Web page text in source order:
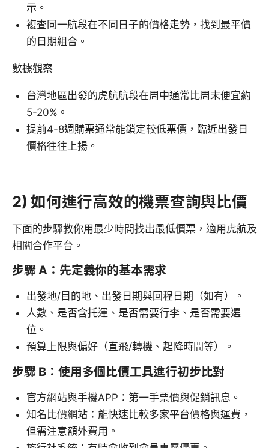
示。
複查同一航段在不同日子的價格走勢，找到最平價
的日期組合。
數據觀察
台灣地區出發的虎航航段在周中通常比周末便宜約
5-20%。
提前4-8週購票通常能鎖定較低票價，臨近出發日
價格往往上揚。
2) 如何進行高效的機票查詢與比價
下面的步驟教你用最少時間找出最低價票，適用虎航及
相關合作平台。
步驟 A：先定義你的基本需求
出發地/目的地、出發日期與回程日期（如有）。
人數、是否含托運、是否需要行李、是否需要選
位。
預算上限與偏好（直飛/轉機、起降時間等）。
步驟 B：使用多個比價工具進行初步比對
官方網站與手機APP：第一手票價與促銷訊息。
知名比價網站：能快速比較多家平台價格與運費，
但需注意額外費用。